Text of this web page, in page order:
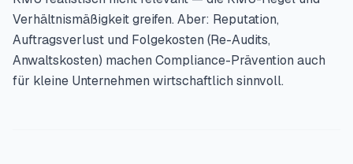
Verhältnismäßigkeit greifen. Aber: Reputation,
Auftragsverlust und Folgekosten (Re-Audits,
Anwaltskosten) machen Compliance-Prävention auch
für kleine Unternehmen wirtschaftlich sinnvoll.